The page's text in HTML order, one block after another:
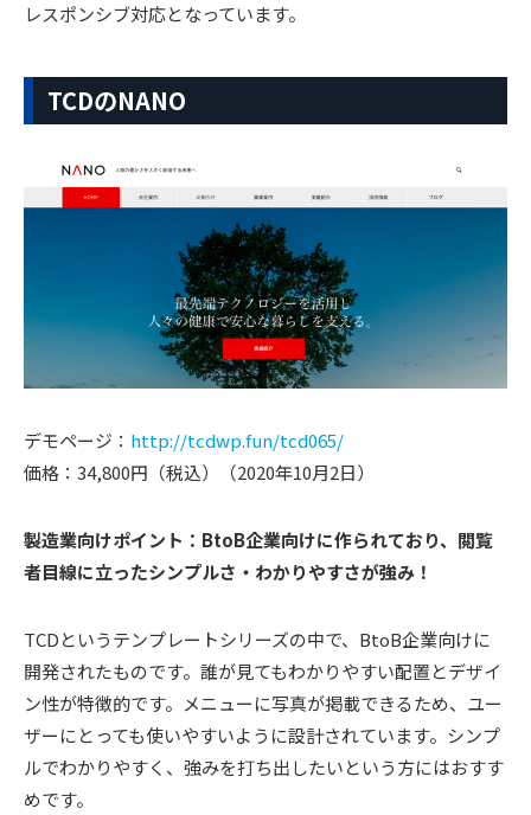
レスポンシブ対応となっています。
TCDのNANO
デモページ： http://tcdwp.fun/tcd065/
価格：34,800円（税込）（2020年10月2日）
製造業向けポイント：BtoB企業向けに作られており、閲覧
者目線に立ったシンプルさ・わかりやすさが強み！
TCDというテンプレートシリーズの中で、BtoB企業向けに
開発されたものです。誰が見てもわかりやすい配置とデザイ
ン性が特徴的です。メニューに写真が掲載できるため、ユー
ザーにとっても使いやすいように設計されています。シンプ
ルでわかりやすく、強みを打ち出したいという方にはおすす
めです。